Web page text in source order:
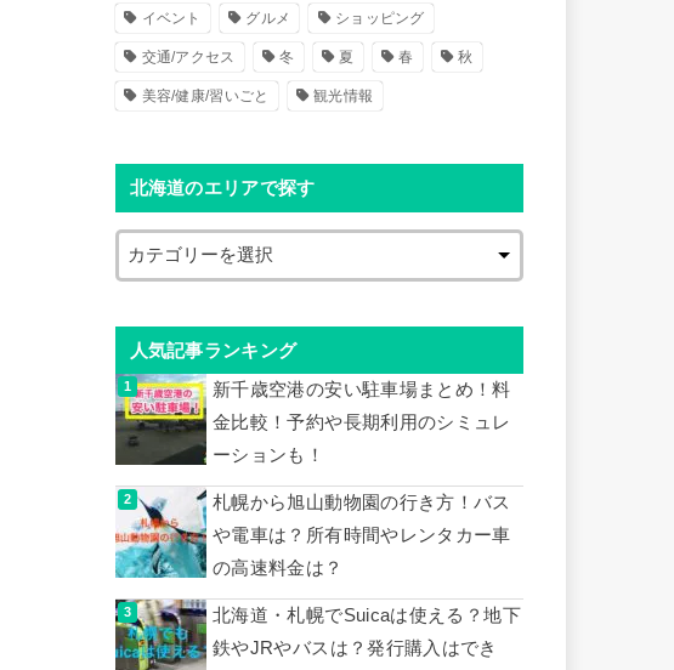
イベント グルメ ショッピング
交通/アクセス 冬 夏 春 秋
美容/健康/習いごと 観光情報
北海道のエリアで探す
人気記事ランキング
新千歳空港の安い駐車場まとめ！料
金比較！予約や長期利用のシミュレ
ーションも！
札幌から旭山動物園の行き方！バス
や電車は？所有時間やレンタカー車
の高速料金は？
北海道・札幌でSuicaは使える？地下
鉄やJRやバスは？発行購入はでき